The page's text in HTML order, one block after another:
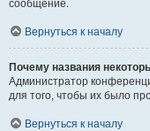
сообщение.
Вернуться к началу
Почему названия
Администратор
для того, чтобы их было
Вернуться к началу